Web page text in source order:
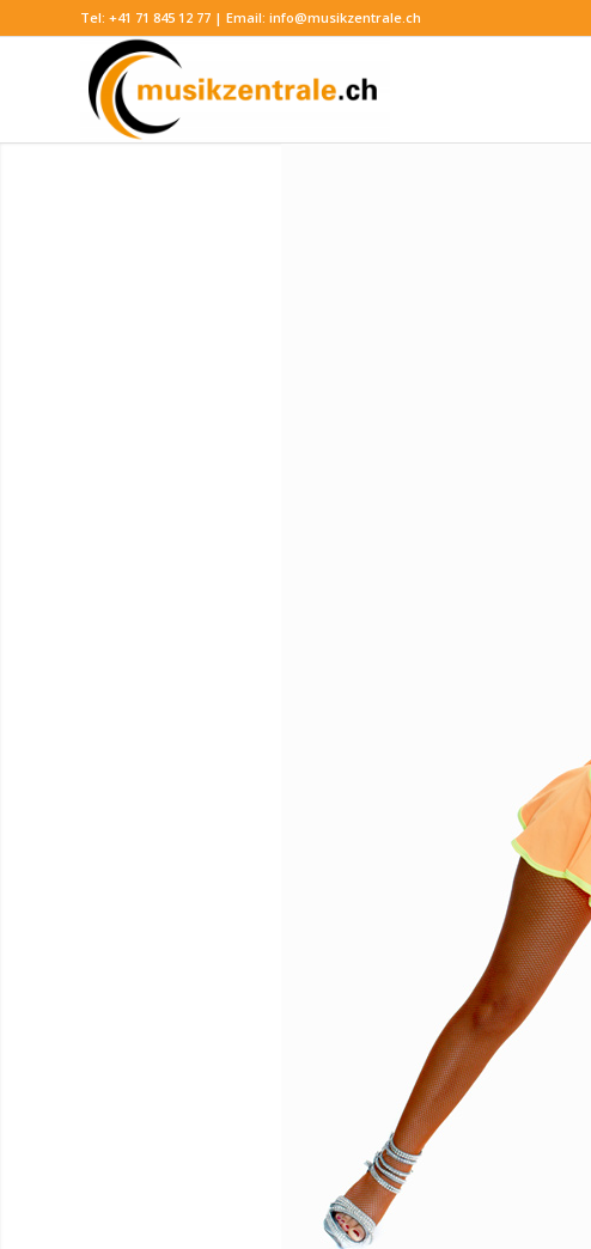
Tel: +41 71 845 12 77 | Email: info@musikzentrale.ch